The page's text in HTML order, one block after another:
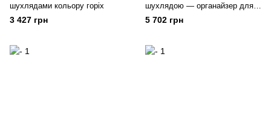
шухлядами кольору горіх
3 427 грн
шухлядою — органайзер для
годинників та прикрас
5 702 грн